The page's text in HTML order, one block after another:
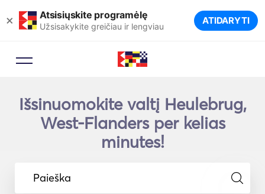
× Atsisiųskite programėlę
Užsisakykite greičiau ir lengviau ATIDARYTI
Išsinuomokite valtį Heulebrug,
West-Flanders per kelias
minutes!
Paieška